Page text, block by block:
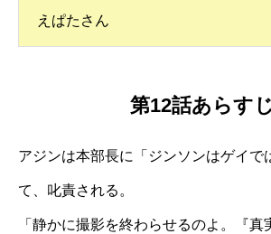
えぱたさん
第12話あらすじ
アジンは本部長に「ジンソンはゲイで
て、叱責される。
「静かに撮影を終わらせるのよ。『